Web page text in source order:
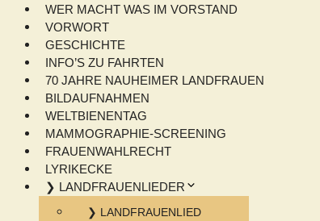
WER MACHT WAS IM VORSTAND
VORWORT
GESCHICHTE
INFO’S ZU FAHRTEN
70 JAHRE NAUHEIMER LANDFRAUEN
BILDAUFNAHMEN
WELTBIENENTAG
MAMMOGRAPHIE-SCREENING
FRAUENWAHLRECHT
LYRIKECKE
❯ LANDFRAUENLIEDER
❯ LANDFRAUENLIED